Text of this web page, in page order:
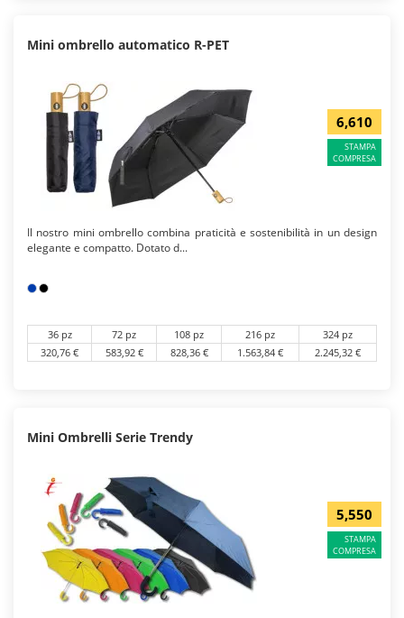
Mini ombrello automatico R-PET
6,610
STAMPA
COMPRESA
Il nostro mini ombrello combina praticità e sostenibilità in un design
elegante e compatto. Dotato d...
36 pz 72 pz 108 pz 216 pz
324 pz
320,76 €
583,92 € 828,36 € 1.563,84 € 2.245,32 €
Mini Ombrelli Serie Trendy
5,550
STAMPA
COMPRESA